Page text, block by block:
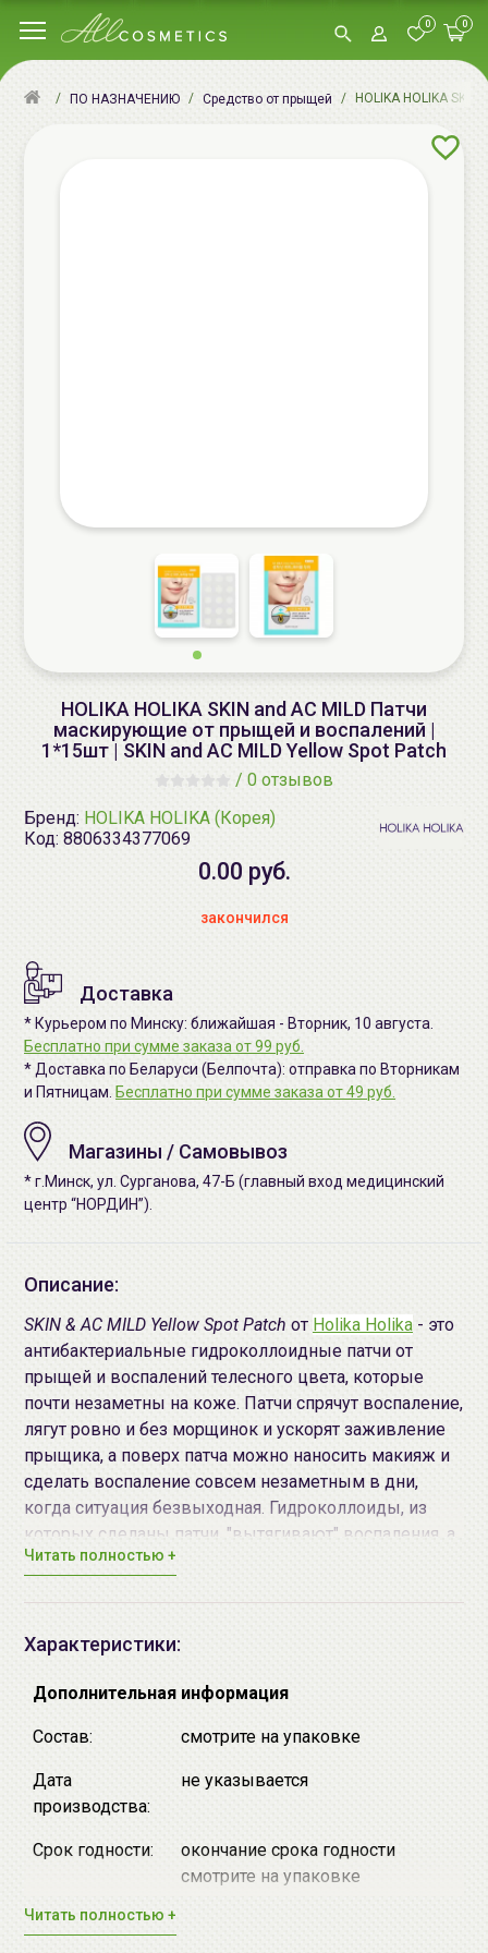
0 0
ПО НАЗНАЧЕНИЮ Cредство от прыщей HOLIKA HOLIKA
HOLIKA HOLIKA SKIN and AC MILD Патчи
маскирующие от прыщей и воспалений |
1*15шт | SKIN and AC MILD Yellow Spot Patch
/ 0 отзывов
Бренд: HOLIKA HOLIKA (Корея)
Код: 8806334377069
0.00 руб.
закончился
Доставка
* Курьером по Минску: ближайшая - Вторник, 10 августа.
Бесплатно при сумме заказа от 99 руб.
* Доставка по Беларуси (Белпочта): отправка по Вторникам
и Пятницам. Бесплатно при сумме заказа от 49 руб.
Магазины / Самовывоз
* г.Минск, ул. Сурганова, 47-Б (главный вход медицинский
центр “НОРДИН”).
Описание:
SKIN & AC MILD Yellow Spot Patch от Holika Holika - это
антибактериальные гидроколлоидные патчи от
прыщей и воспалений телесного цвета, которые
почти незаметны на коже. Патчи спрячут воспаление,
лягут ровно и без морщинок и ускорят заживление
прыщика, а поверх патча можно наносить макияж и
сделать воспаление совсем незаметным в дни,
когда ситуация безвыходная. Гидроколлоиды, из
которых сделаны патчи, "вытягивают" воспаления, а
также патчи выполняют роль защитного барьера,
О серииSKIN & AC MILD
Читать полностью +
Характеристики:
Дополнительная информация
Состав: смотрите на упаковке
Дата
производства:
не указывается
Срок годности:
окончание срока годности
смотрите на упаковке
Производитель:
Читать полностью +